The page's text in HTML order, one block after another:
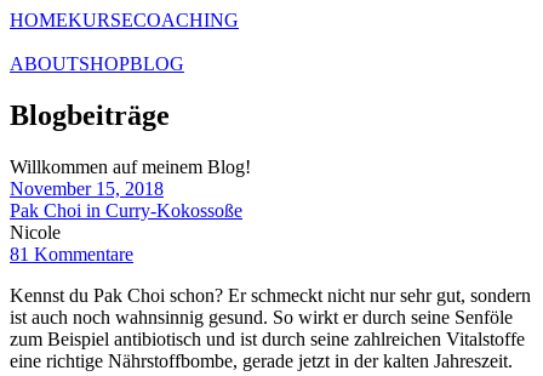
HOMEKURSECOACHING
ABOUTSHOPBLOG
Blogbeiträge
Willkommen auf meinem Blog!
November 15, 2018
Pak Choi in Curry-Kokossoße
Nicole
81 Kommentare
Kennst du Pak Choi schon? Er schmeckt nicht nur sehr gut, sondern
ist auch noch wahnsinnig gesund. So wirkt er durch seine Senföle
zum Beispiel antibiotisch und ist durch seine zahlreichen Vitalstoffe
eine richtige Nährstoffbombe, gerade jetzt in der kalten Jahreszeit.